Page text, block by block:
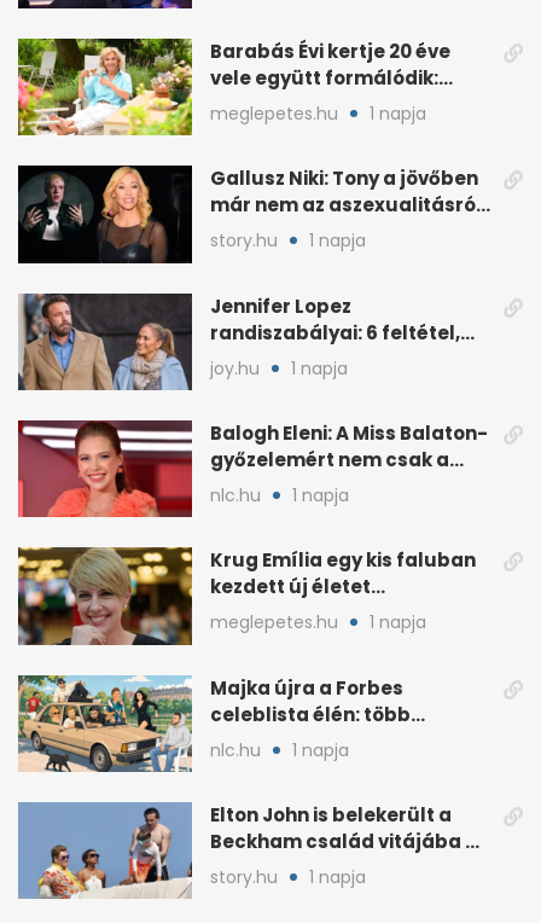
Barabás Évi kertje 20 éve
vele együtt formálódik:
„Szimbiózisban élünk”
meglepetes.hu 1 napja
Gallusz Niki: Tony a jövőben
már nem az aszexualitásról
ír dalt
story.hu 1 napja
Jennifer Lopez
randiszabályai: 6 feltétel,
amit a párjától elvár
joy.hu 1 napja
Balogh Eleni: A Miss Balaton-
győzelemért nem csak a
külseje számított
nlc.hu 1 napja
Krug Emília egy kis faluban
kezdett új életet
szakemberrel
meglepetes.hu 1 napja
Majka újra a Forbes
celeblista élén: több
váratlan név az
élmezőnyben
nlc.hu 1 napja
Elton John is belekerült a
Beckham család vitájába a
francia Riviérán
story.hu 1 napja